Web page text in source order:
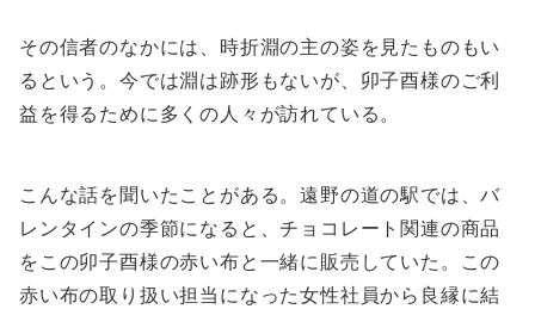
その信者のなかには、時折淵の主の姿を見たものもい
るという。今では淵は跡形もないが、卯子酉様のご利
益を得るために多くの人々が訪れている。
こんな話を聞いたことがある。遠野の道の駅では、バ
レンタインの季節になると、チョコレート関連の商品
をこの卯子酉様の赤い布と一緒に販売していた。この
赤い布の取り扱い担当になった女性社員から良縁に結